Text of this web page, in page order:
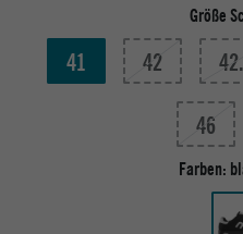
Größe
41 42
46
Farben: